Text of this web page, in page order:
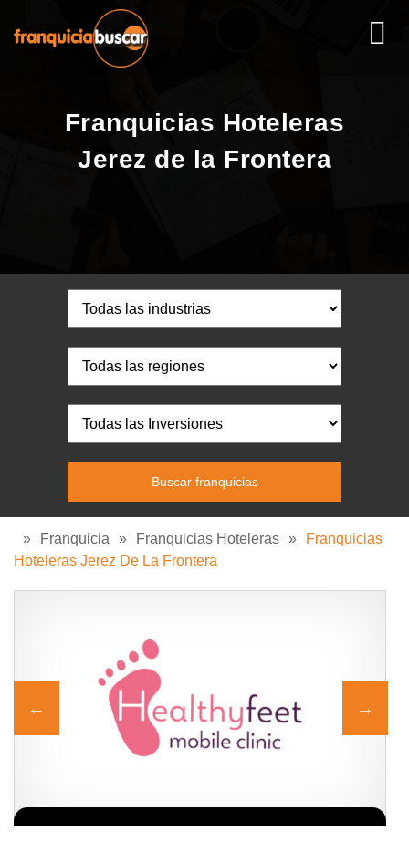
Franquicias Hoteleras
Jerez de la Frontera
» Franquicia » Franquicias Hoteleras »
Franquicias
Hoteleras Jerez De La Frontera